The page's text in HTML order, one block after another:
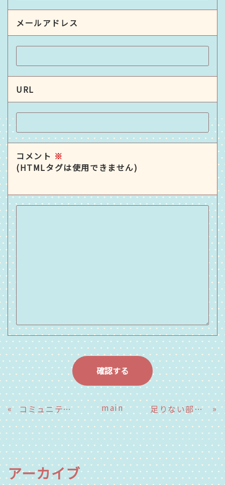
メールアドレス
URL
コメント ※
(HTMLタグは使用できません)
« コミュニティ・スクール３ main 足りない部分を補い合う暮らし »
アーカイブ